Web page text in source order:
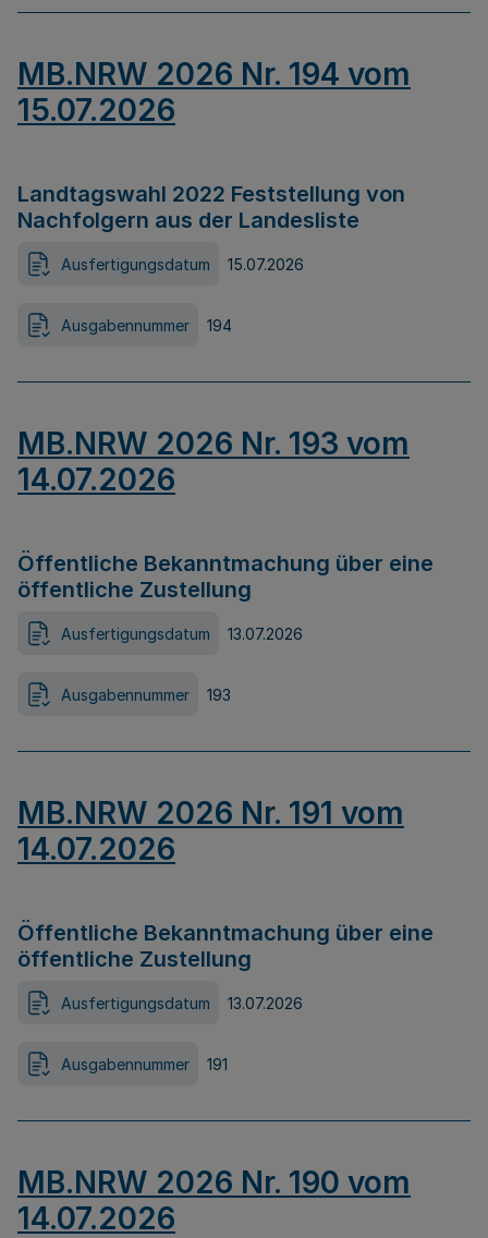
MB.NRW 2026 Nr. 194 vom
15.07.2026
Landtagswahl 2022 Feststellung von
Nachfolgern aus der Landesliste
Ausfertigungsdatum 15.07.2026
Ausgabennummer 194
MB.NRW 2026 Nr. 193 vom
14.07.2026
Öffentliche Bekanntmachung über eine
öffentliche Zustellung
Ausfertigungsdatum 13.07.2026
Ausgabennummer 193
MB.NRW 2026 Nr. 191 vom
14.07.2026
Öffentliche Bekanntmachung über eine
öffentliche Zustellung
Ausfertigungsdatum 13.07.2026
Ausgabennummer 191
MB.NRW 2026 Nr. 190 vom
14.07.2026